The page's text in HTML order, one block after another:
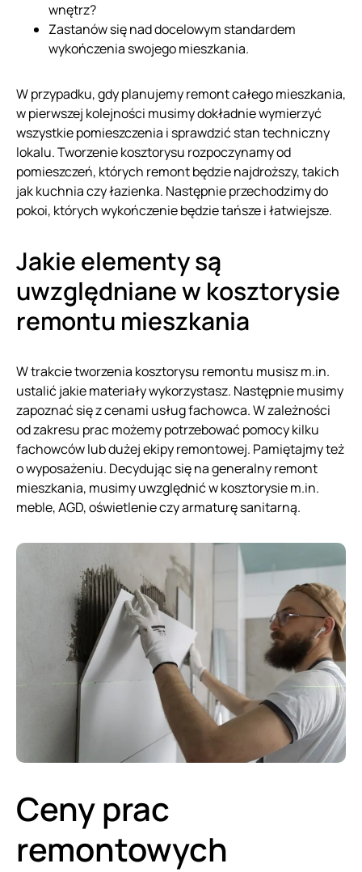
wnętrz?
Zastanów się nad docelowym standardem
wykończenia swojego mieszkania.
W przypadku, gdy planujemy remont całego mieszkania,
w pierwszej kolejności musimy dokładnie wymierzyć
wszystkie pomieszczenia i sprawdzić stan techniczny
lokalu. Tworzenie kosztorysu rozpoczynamy od
pomieszczeń, których remont będzie najdroższy, takich
jak kuchnia czy łazienka. Następnie przechodzimy do
pokoi, których wykończenie będzie tańsze i łatwiejsze.
Jakie elementy są
uwzględniane w kosztorysie
remontu mieszkania
W trakcie tworzenia kosztorysu remontu musisz m.in.
ustalić jakie materiały wykorzystasz. Następnie musimy
zapoznać się z cenami usług fachowca. W zależności
od zakresu prac możemy potrzebować pomocy kilku
fachowców lub dużej ekipy remontowej. Pamiętajmy też
o wyposażeniu. Decydując się na generalny remont
mieszkania, musimy uwzględnić w kosztorysie m.in.
meble, AGD, oświetlenie czy armaturę sanitarną.
Ceny prac
remontowych